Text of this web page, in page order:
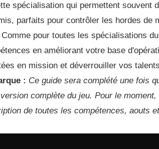
spécialisation qui permettent souvent
parfaits pour contrôler les hordes de
Comme pour toutes les spécialisations
en améliorant votre base
en mission et déverrouiller vos
: Ce guide sera complété une fois
complète du jeu. Pour le
de toutes les compétences, aouts